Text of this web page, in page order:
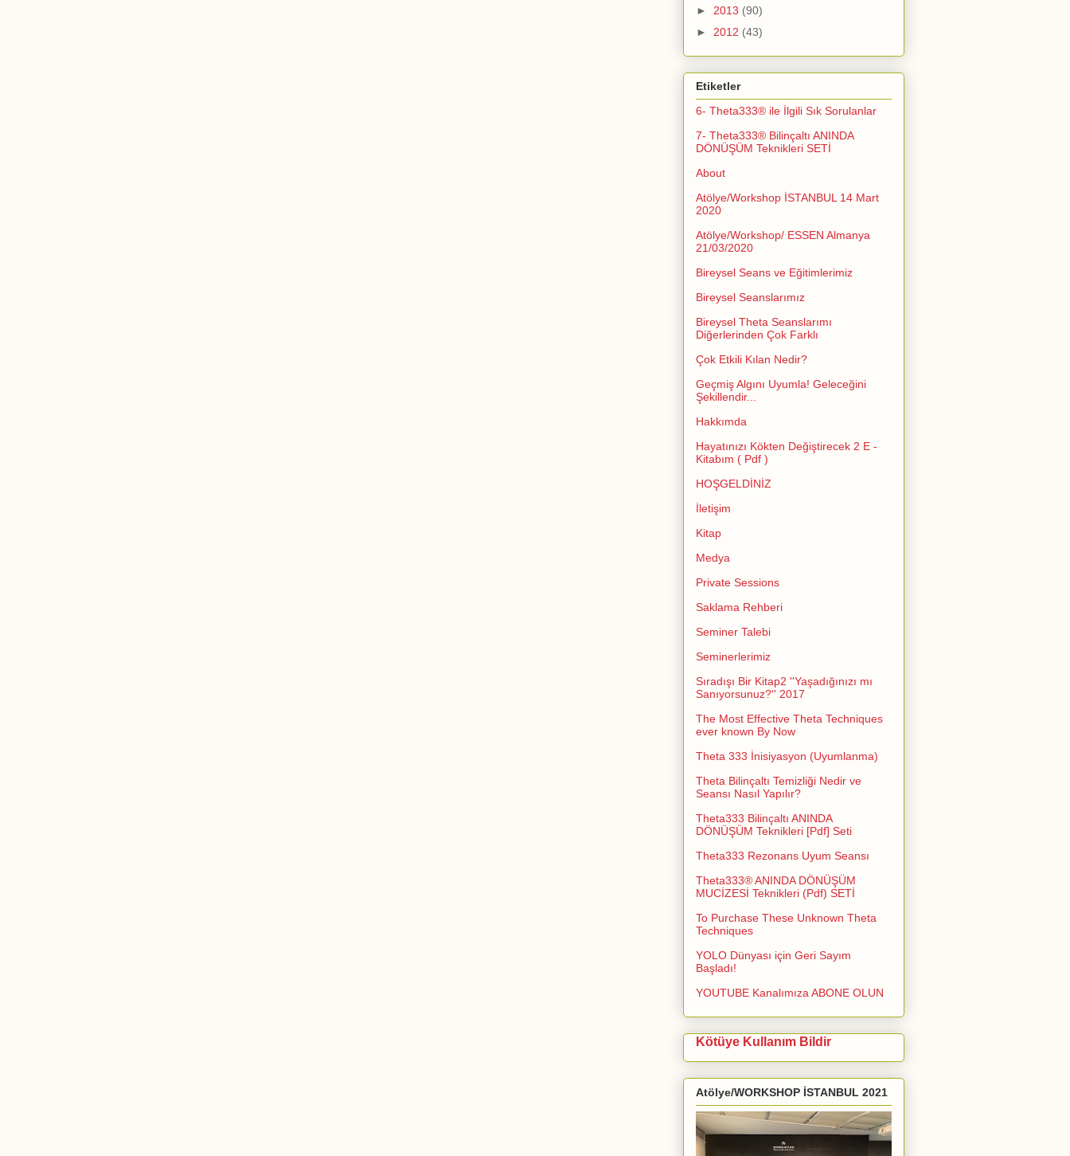
► 2013 (90)
► 2012 (43)
Etiketler
6- Theta333® ile İlgili Sık Sorulanlar
7- Theta333® Bilinçaltı ANINDA
DÖNÜŞÜM Teknikleri SETİ
About
Atölye/Workshop İSTANBUL 14 Mart
2020
Atölye/Workshop/ ESSEN Almanya
21/03/2020
Bireysel Seans ve Eğitimlerimiz
Bireysel Seanslarımız
Bireysel Theta Seanslarımı
Diğerlerinden Çok Farklı
Çok Etkili Kılan Nedir?
Geçmiş Algını Uyumla! Geleceğini
Şekillendir...
Hakkımda
Hayatınızı Kökten Değiştirecek 2 E -
Kitabım ( Pdf )
HOŞGELDİNİZ
İletişim
Kitap
Medya
Private Sessions
Saklama Rehberi
Seminer Talebi
Seminerlerimiz
Sıradışı Bir Kitap2 ''Yaşadığınızı mı
Sanıyorsunuz?'' 2017
The Most Effective Theta Techniques
ever known By Now
Theta 333 İnisiyasyon (Uyumlanma)
Theta Bilinçaltı Temizliği Nedir ve
Seansı Nasıl Yapılır?
Theta333 Bilinçaltı ANINDA
DÖNÜŞÜM Teknikleri [Pdf] Seti
Theta333 Rezonans Uyum Seansı
Theta333® ANINDA DÖNÜŞÜM
MUCİZESİ Teknikleri (Pdf) SETİ
To Purchase These Unknown Theta
Techniques
YOLO Dünyası için Geri Sayım
Başladı!
YOUTUBE Kanalımıza ABONE OLUN
Kötüye Kullanım Bildir
Atölye/WORKSHOP İSTANBUL 2021